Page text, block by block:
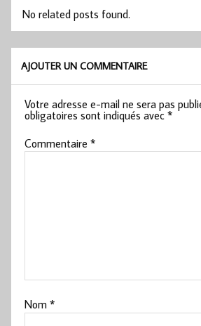
No related posts found.
AJOUTER UN COMMENTAIRE
Votre adresse e-mail ne sera pas
obligatoires sont indiqués avec*
Commentaire*
Nom*